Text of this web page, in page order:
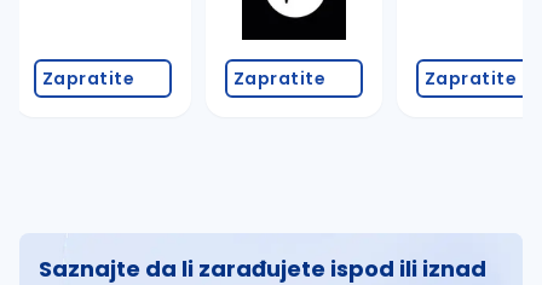
Zapratite Zapratite Zapratite
Saznajte da li zarađujete ispod ili iznad